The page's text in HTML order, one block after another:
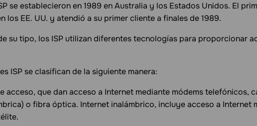
se establecieron en 1989 en Australia y los Estados Unidos. El
los EE. UU. y atendió a su primer cliente a finales de 1989.
su tipo, los ISP utilizan diferentes tecnologías para proporcionar
ISP se clasifican de la siguiente manera:
acceso, que dan acceso a Internet mediante módems telefónicos,
o fibra óptica. Internet inalámbrico, incluye acceso a Internet